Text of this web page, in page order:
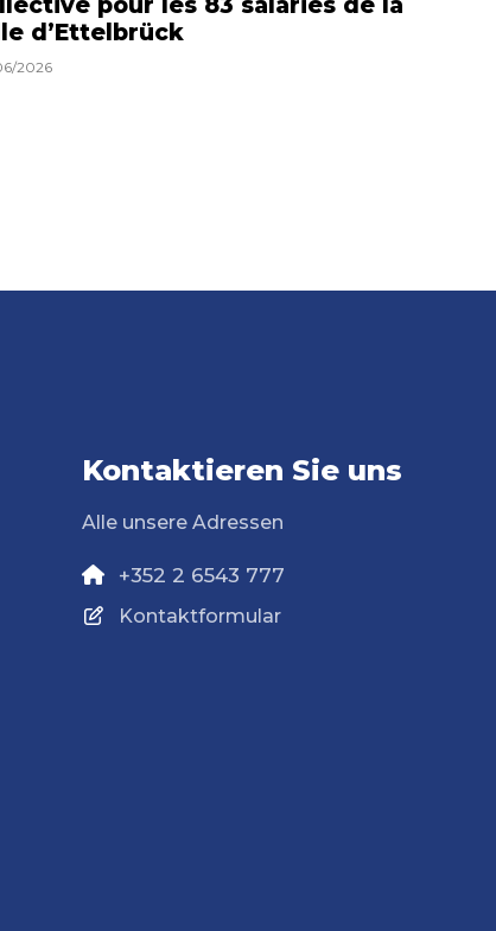
pour les 83 salariés de la
d’Ettelbrück
2026
Kontaktieren Sie uns
Alle unsere Adressen
+352 2 6543 777
Kontaktformular